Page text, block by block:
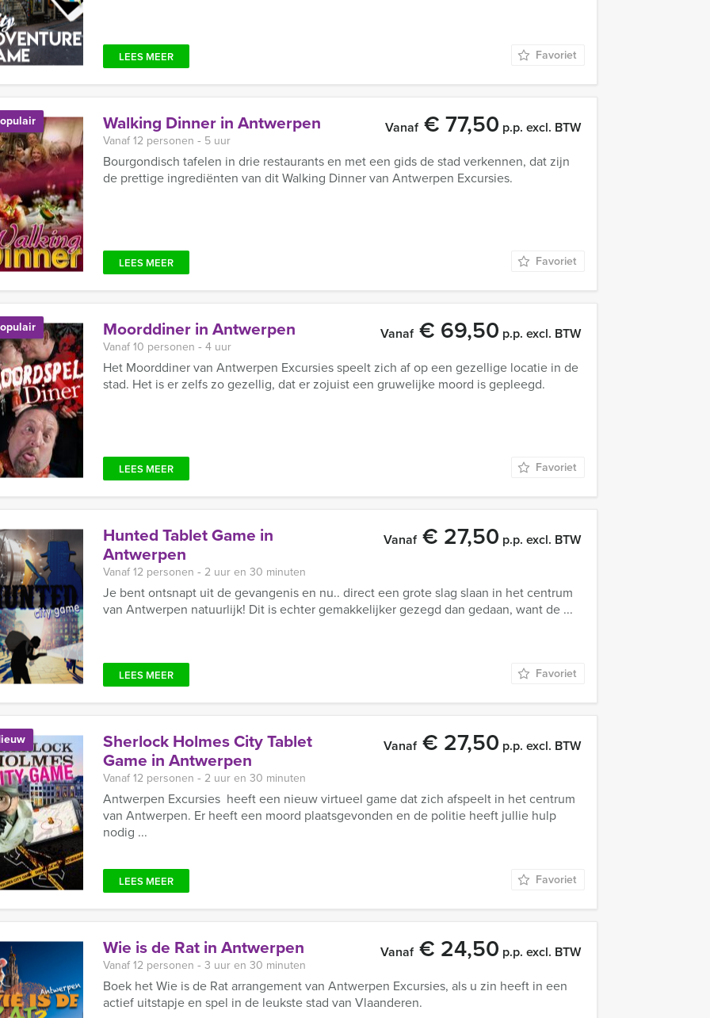
LEES MEER Favoriet
Walking Dinner in Antwerpen Vanaf€ 77,50 p.p. excl. BTW
Vanaf 12 personen ‐ 5 uur
Bourgondisch tafelen in drie restaurants en met een gids de stad verkennen, dat zijn
de prettige ingrediënten van dit Walking Dinner van Antwerpen Excursies.
LEES MEER Favoriet
Moorddiner in Antwerpen Vanaf€ 69,50 p.p. excl. BTW
Vanaf 10 personen ‐ 4 uur
Het Moorddiner van Antwerpen Excursies speelt zich af op een gezellige locatie in de
stad. Het is er zelfs zo gezellig, dat er zojuist een gruwelijke moord is gepleegd.
LEES MEER Favoriet
Hunted Tablet Game in
Antwerpen
Vanaf€ 27,50 p.p. excl. BTW
Vanaf 12 personen ‐ 2 uur en 30 minuten
Je bent ontsnapt uit de gevangenis en nu.. direct een grote slag slaan in het centrum
van Antwerpen natuurlijk! Dit is echter gemakkelijker gezegd dan gedaan, want de ...
LEES MEER Favoriet
Sherlock Holmes City Tablet
Game in Antwerpen
Vanaf€ 27,50 p.p. excl. BTW
Vanaf 12 personen ‐ 2 uur en 30 minuten
Antwerpen Excursies heeft een nieuw virtueel game dat zich afspeelt in het centrum
van Antwerpen. Er heeft een moord plaatsgevonden en de politie heeft jullie hulp
nodig ...
LEES MEER Favoriet
Wie is de Rat in Antwerpen Vanaf€ 24,50 p.p. excl. BTW
Vanaf 12 personen ‐ 3 uur en 30 minuten
Boek het Wie is de Rat arrangement van Antwerpen Excursies, als u zin heeft in een
actief uitstapje en spel in de leukste stad van Vlaanderen.